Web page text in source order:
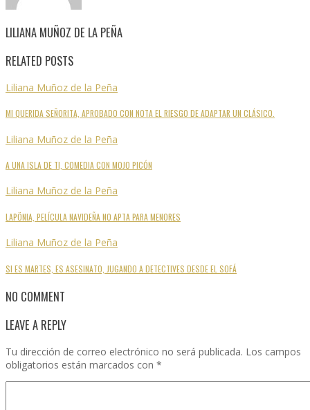
LILIANA MUÑOZ DE LA PEÑA
RELATED POSTS
Liliana Muñoz de la Peña
MI QUERIDA SEÑORITA, APROBADO CON NOTA EL RIESGO DE ADAPTAR UN CLÁSICO.
Liliana Muñoz de la Peña
A UNA ISLA DE TI, COMEDIA CON MOJO PICÓN
Liliana Muñoz de la Peña
LAPÖNIA, PELÍCULA NAVIDEÑA NO APTA PARA MENORES
Liliana Muñoz de la Peña
SI ES MARTES, ES ASESINATO, JUGANDO A DETECTIVES DESDE EL SOFÁ
NO COMMENT
LEAVE A REPLY
Tu dirección de correo electrónico no será publicada. Los campos
obligatorios están marcados con *